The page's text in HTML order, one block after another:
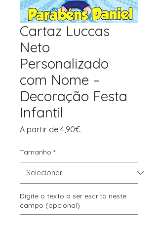
Cartaz Luccas
Neto
Personalizado
com Nome –
Decoração Festa
Infantil
A partir de 4,90€Preço
Tamanho *
Digite o texto a ser escrito neste
campo (opcional)